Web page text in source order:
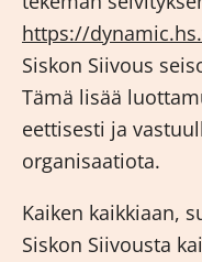
https://
Siskon Siivous
Tämä lisää
eettisesti ja
organisaatiota.
Kaiken kaikkiaan,
Siskon Siivousta